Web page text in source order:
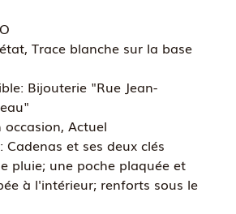
Trace blanche sur la base
Bijouterie "Rue Jean-
occasion, Actuel
Cadenas et ses deux clés
pluie; une poche plaquée et
à l'intérieur; renforts sous le